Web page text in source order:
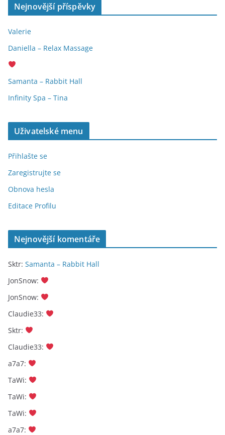
Nejnovější příspěvky
Valerie
Daniella – Relax Massage
Samanta – Rabbit Hall
Infinity Spa – Tina
Uživatelské menu
Přihlašte se
Zaregistrujte se
Obnova hesla
Editace Profilu
Nejnovější komentáře
Sktr: Samanta – Rabbit Hall
JonSnow:
JonSnow:
Claudie33:
Sktr:
Claudie33:
a7a7:
TaWi:
TaWi:
TaWi:
a7a7: